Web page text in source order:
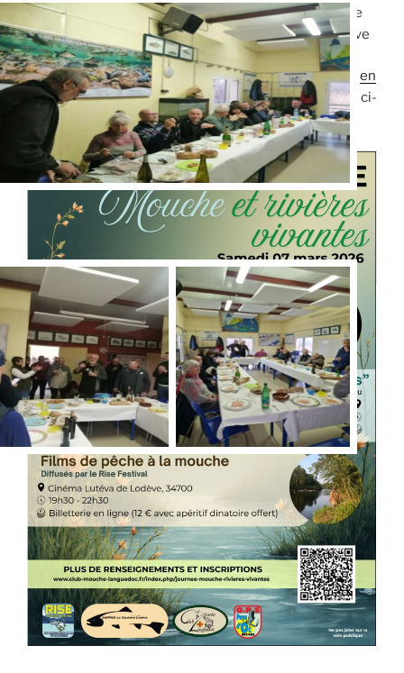
Projections de films sur la pêche à la mouche, dans le
cadre du « Rise Festival », au cinéma Lutéva de Lodève
Retrouvez toutes les informations sur cette journée en
suivant ce lienou en flashant le QR-Code de l’affiche ci-
dessous